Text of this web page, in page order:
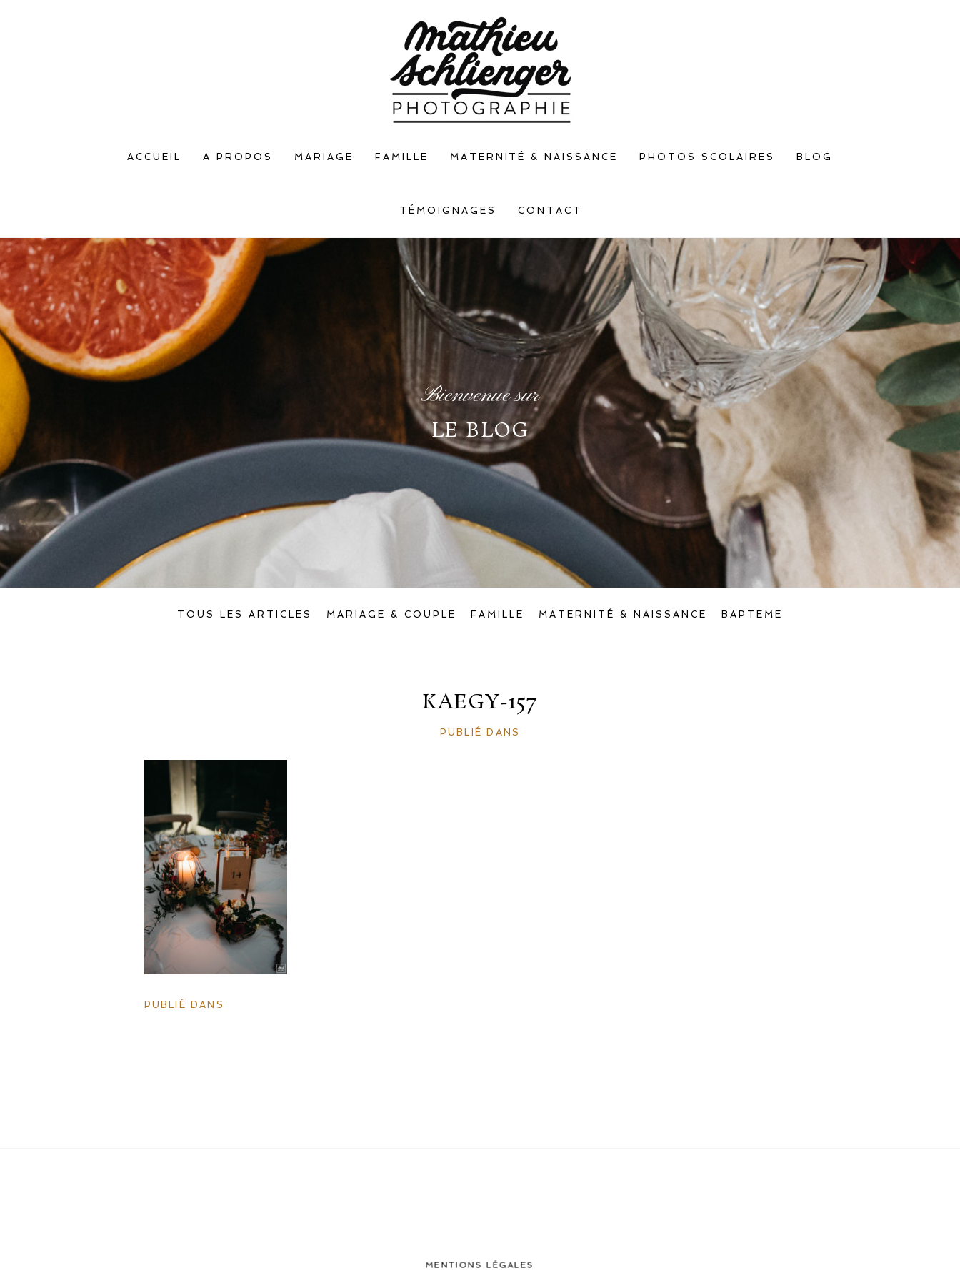
ACCUEIL A PROPOS MARIAGE FAMILLE MATERNITÉ & NAISSANCE PHOTOS SCOLAIRES BLOG
TÉMOIGNAGES CONTACT
Bienvenue sur
LE BLOG
TOUS LES ARTICLES MARIAGE & COUPLE FAMILLE MATERNITÉ & NAISSANCE BAPTEME
KAEGY-157
PUBLIÉ DANS
PUBLIÉ DANS
MENTIONS LÉGALES